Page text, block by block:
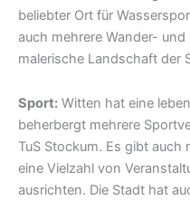
beliebter Ort für
auch mehrere Wander-
malerische Landschaft der
Sport: Witten hat eine
beherbergt mehrere
TuS Stockum. Es gibt
eine Vielzahl von
ausrichten. Die Stadt hat